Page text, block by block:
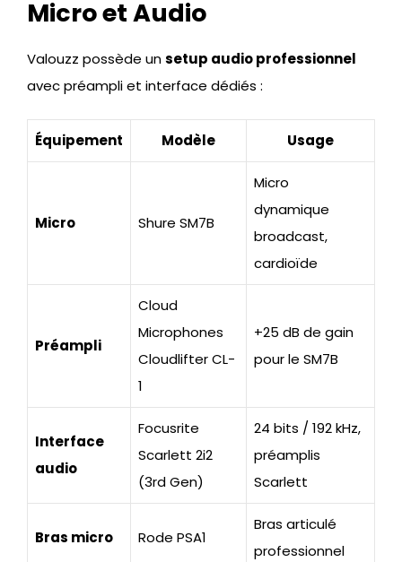
Micro et Audio
Valouzz possède unsetup audio professionnel
avec préampli et interface dédiés :
Équipement Modèle Usage
Micro Shure SM7B
Micro
dynamique
broadcast,
cardioïde
Préampli
Cloud
Microphones
Cloudlifter CL-
1
+25 dB de gain
pour le SM7B
Interface
audio
Focusrite
Scarlett 2i2
(3rd Gen)
24 bits / 192 kHz,
préamplis
Scarlett
Bras micro Rode PSA1
Bras articulé
professionnel